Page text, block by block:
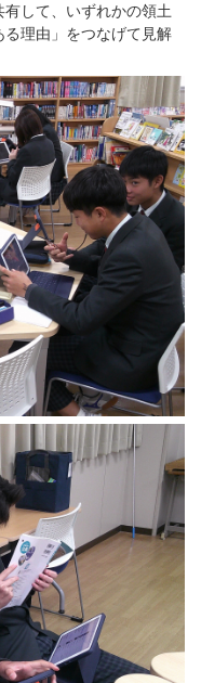
して、いずれかの領土
理由」をつなげて見解